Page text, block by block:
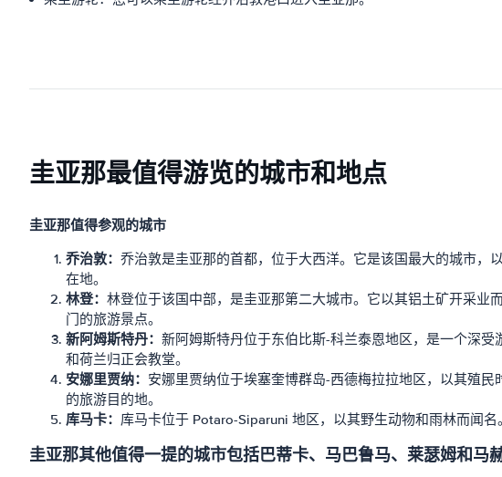
圭亚那最值得游览的城市和地点
圭亚那值得参观的城市
乔治敦： 乔治敦是圭亚那的首都，位于大西洋。它是该国最大的城市，
在地。
林登： 林登位于该国中部，是圭亚那第二大城市。它以其铝土矿开采
门的旅游景点。
新阿姆斯特丹： 新阿姆斯特丹位于东伯比斯-科兰泰恩地区，是一个深
和荷兰归正会教堂。
安娜里贾纳： 安娜里贾纳位于埃塞奎博群岛-西德梅拉拉地区，以其殖
的旅游目的地。
库马卡： 库马卡位于 Potaro-Siparuni 地区，以其野生动物和雨林而闻
圭亚那其他值得一提的城市包括巴蒂卡、马巴鲁马、莱瑟姆和马